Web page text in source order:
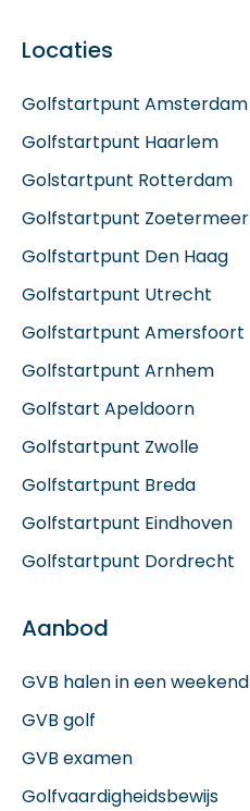
Locaties
Golfstartpunt Amsterdam
Golfstartpunt Haarlem
Golstartpunt Rotterdam
Golfstartpunt Zoetermeer
Golfstartpunt Den Haag
Golfstartpunt Utrecht
Golfstartpunt Amersfoort
Golfstartpunt Arnhem
Golfstart Apeldoorn
Golfstartpunt Zwolle
Golfstartpunt Breda
Golfstartpunt Eindhoven
Golfstartpunt Dordrecht
Aanbod
GVB halen in een weekend
GVB golf
GVB examen
Golfvaardigheidsbewijs